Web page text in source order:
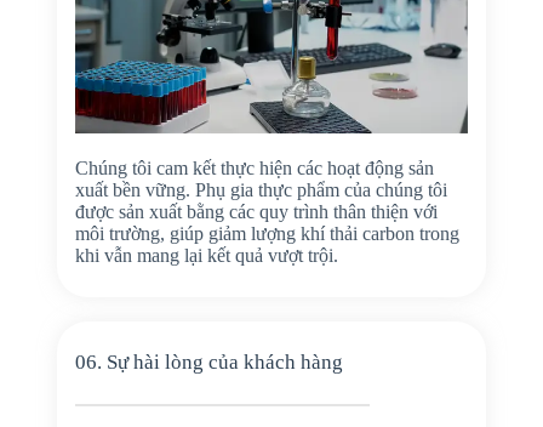
Chúng tôi cam kết thực hiện các hoạt động sản
xuất bền vững. Phụ gia thực phẩm của chúng tôi
được sản xuất bằng các quy trình thân thiện với
môi trường, giúp giảm lượng khí thải carbon trong
khi vẫn mang lại kết quả vượt trội.
06. Sự hài lòng của khách hàng